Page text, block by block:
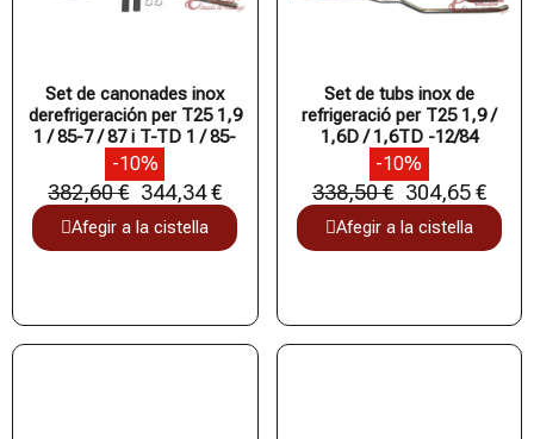
Set de canonades inox
derefrigeración per T25 1,9
1 / 85-7 / 87 i T-TD 1 / 85-
-10%
382,60 € 344,34 €
Afegir a la cistella
Set de tubs inox de
refrigeració per T25 1,9 /
1,6D / 1,6TD -12/84
-10%
338,50 € 304,65 €
Afegir a la cistella